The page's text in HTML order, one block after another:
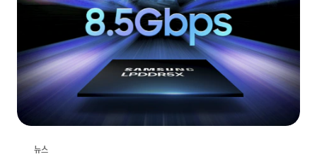
뉴스